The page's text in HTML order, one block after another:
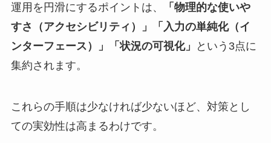
運用を円滑にするポイントは、
「物理的な使いや
すさ（アクセシビリティ）」「入力の単純化（イ
ンターフェース）」「状況の可視化」
という3点に
集約されます。
これらの手順は少なければ少ないほど、対策とし
ての実効性は高まるわけです。